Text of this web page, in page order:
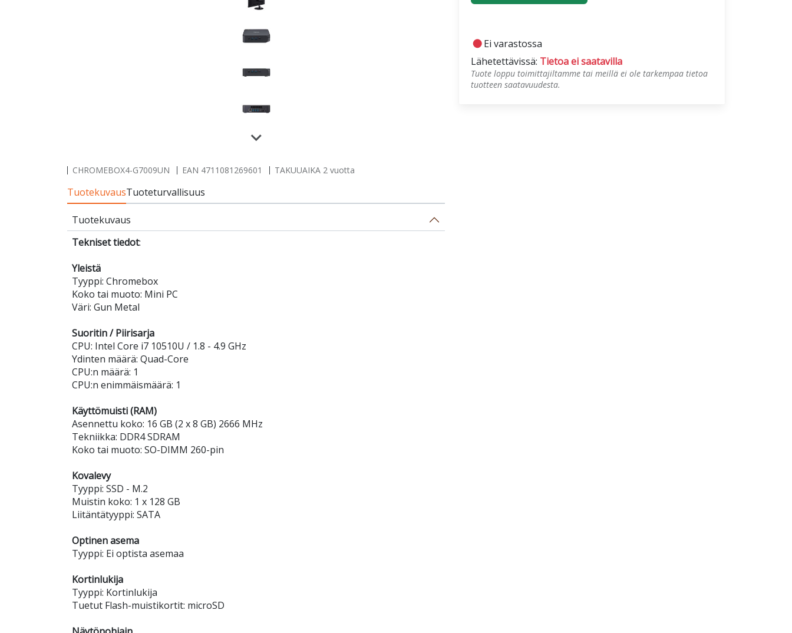
fiber_manual_recordEi varastossa
Lähetettävissä: Tietoa ei saatavilla
Tuote loppu toimittajiltamme tai meillä ei ole tarkempaa tietoa
tuotteen saatavuudesta.
CHROMEBOX4-G7009UN EAN 4711081269601 TAKUUAIKA 2 vuotta
TuotekuvausTuoteturvallisuus
Tuotekuvaus
Tekniset tiedot:
Yleistä
Tyyppi: Chromebox
Koko tai muoto: Mini PC
Väri: Gun Metal
Suoritin / Piirisarja
CPU: Intel Core i7 10510U / 1.8 - 4.9 GHz
Ydinten määrä: Quad-Core
CPU:n määrä: 1
CPU:n enimmäismäärä: 1
Käyttömuisti (RAM)
Asennettu koko: 16 GB (2 x 8 GB) 2666 MHz
Tekniikka: DDR4 SDRAM
Koko tai muoto: SO-DIMM 260-pin
Kovalevy
Tyyppi: SSD - M.2
Muistin koko: 1 x 128 GB
Liitäntätyyppi: SATA
Optinen asema
Tyyppi: Ei optista asemaa
Kortinlukija
Tyyppi: Kortinlukija
Tuetut Flash-muistikortit: microSD